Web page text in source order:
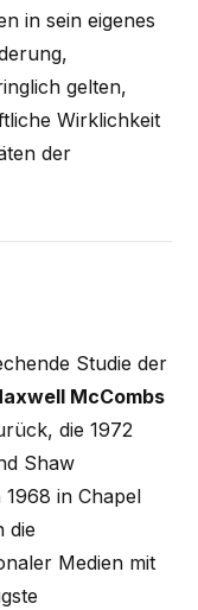
in sein eigenes
gelten,
Wirklichkeit
der
Studie der
McCombs
die 1972
Shaw
in Chapel
die
Medien mit